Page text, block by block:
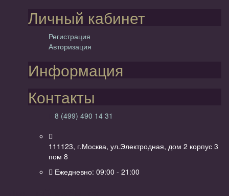
Личный кабинет
Регистрация
Авторизация
Информация
Контакты
8 (499) 490 14 31
111123, г.Москва, ул.Электродная, дом 2 корпус 3
пом 8
Ежедневно: 09:00 - 21:00